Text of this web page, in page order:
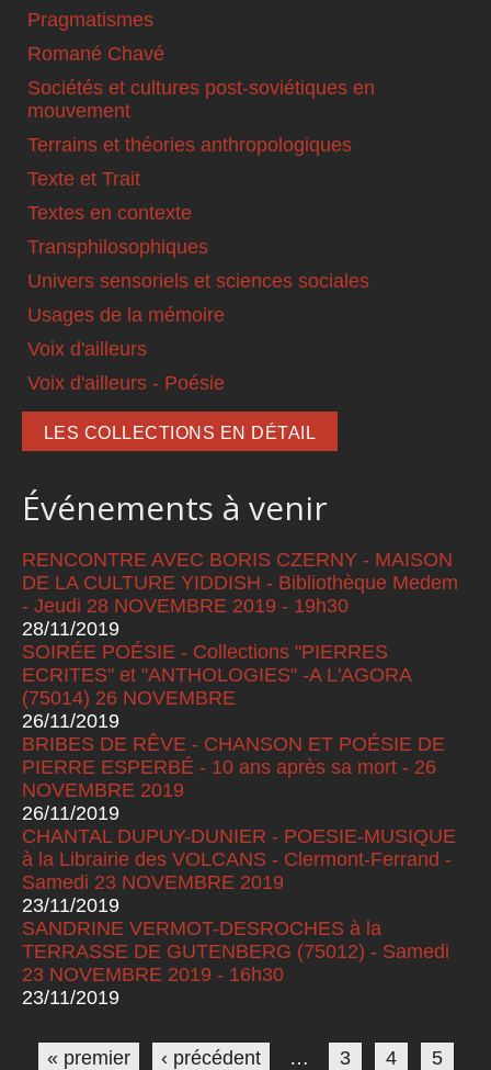
Pragmatismes
Romané Chavé
Sociétés et cultures post-soviétiques en
mouvement
Terrains et théories anthropologiques
Texte et Trait
Textes en contexte
Transphilosophiques
Univers sensoriels et sciences sociales
Usages de la mémoire
Voix d'ailleurs
Voix d'ailleurs - Poésie
LES COLLECTIONS EN DÉTAIL
Événements à venir
RENCONTRE AVEC BORIS CZERNY - MAISON
DE LA CULTURE YIDDISH - Bibliothèque Medem
- Jeudi 28 NOVEMBRE 2019 - 19h30
28/11/2019
SOIRÉE POÉSIE - Collections "PIERRES
ECRITES" et "ANTHOLOGIES" -A L'AGORA
(75014) 26 NOVEMBRE
26/11/2019
BRIBES DE RÊVE - CHANSON ET POÉSIE DE
PIERRE ESPERBÉ - 10 ans après sa mort - 26
NOVEMBRE 2019
26/11/2019
CHANTAL DUPUY-DUNIER - POESIE-MUSIQUE
à la Librairie des VOLCANS - Clermont-Ferrand -
Samedi 23 NOVEMBRE 2019
23/11/2019
SANDRINE VERMOT-DESROCHES à la
TERRASSE DE GUTENBERG (75012) - Samedi
23 NOVEMBRE 2019 - 16h30
23/11/2019
Pages
« premier ‹ précédent … 3 4 5